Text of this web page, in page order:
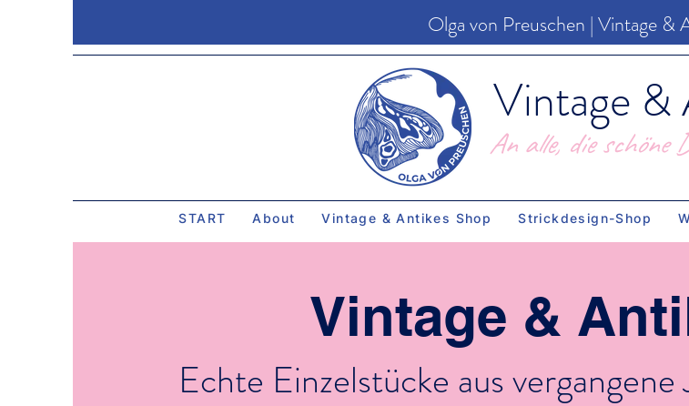
Olga von Preuschen | Vintage &
Vintage &
An alle, die schöne
START About Vintage & Antikes Shop Strickdesign-Shop
Vintage &
Echte Einzelstücke aus